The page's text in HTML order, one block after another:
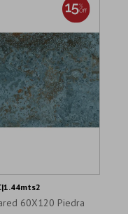
60X120 Piedra